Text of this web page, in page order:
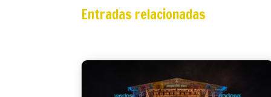
Entradas relacionadas